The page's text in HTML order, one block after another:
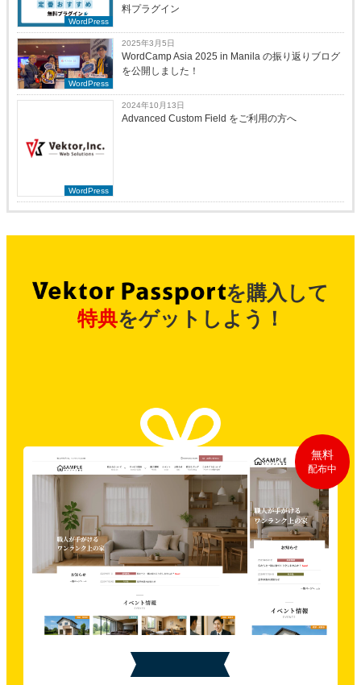
WordPress
料プラグイン
WordPress
2025年3月5日
WordCamp Asia 2025 in Manila の振り返りブログ
を公開しました！
WordPress
2024年10月13日
Advanced Custom Field をご利用の方へ
を購入して
特典をゲットしよう！
無料
配布中